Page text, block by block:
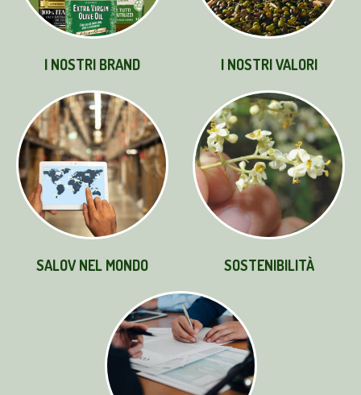
I NOSTRI BRAND I NOSTRI VALORI
SALOV NEL MONDO SOSTENIBILITÀ